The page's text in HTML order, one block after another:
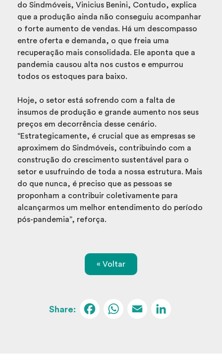
do Sindmóveis, Vinicius Benini, Contudo, explica
que a produção ainda não conseguiu acompanhar
o forte aumento de vendas. Há um descompasso
entre oferta e demanda, o que freia uma
recuperação mais consolidada. Ele aponta que a
pandemia causou alta nos custos e empurrou
todos os estoques para baixo.
Hoje, o setor está sofrendo com a falta de
insumos de produção e grande aumento nos seus
preços em decorrência desse cenário.
“Estrategicamente, é crucial que as empresas se
aproximem do Sindmóveis, contribuindo com a
construção do crescimento sustentável para o
setor e usufruindo de toda a nossa estrutura. Mais
do que nunca, é preciso que as pessoas se
proponham a contribuir coletivamente para
alcançarmos um melhor entendimento do período
pós-pandemia”, reforça.
« Voltar
Facebook
WhatsApp
Email